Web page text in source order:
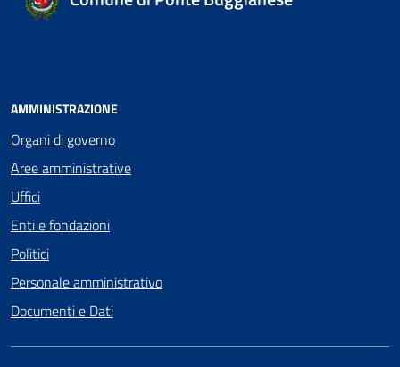
AMMINISTRAZIONE
Organi di governo
Aree amministrative
Uffici
Enti e fondazioni
Politici
Personale amministrativo
Documenti e Dati